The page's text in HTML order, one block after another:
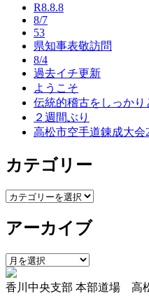
R8.8.8
8/7
53
県知事表敬訪問
8/4
過去イチ更新
ようこそ
伝統的稽古をしっかり
２週間ぶり
高松市空手道錬成大会
カテゴリー
カ
ゴ
ー
アーカイブ
ア
ー
カ
香川中央支部 本部道場 高